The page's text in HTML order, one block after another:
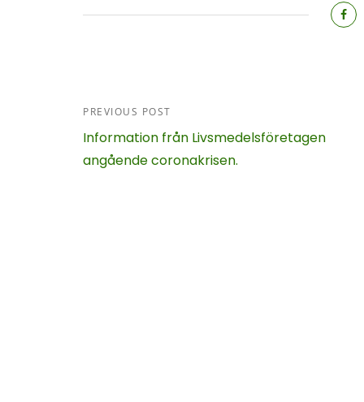
PREVIOUS POST
Information från Livsmedelsföretagen
angående coronakrisen.